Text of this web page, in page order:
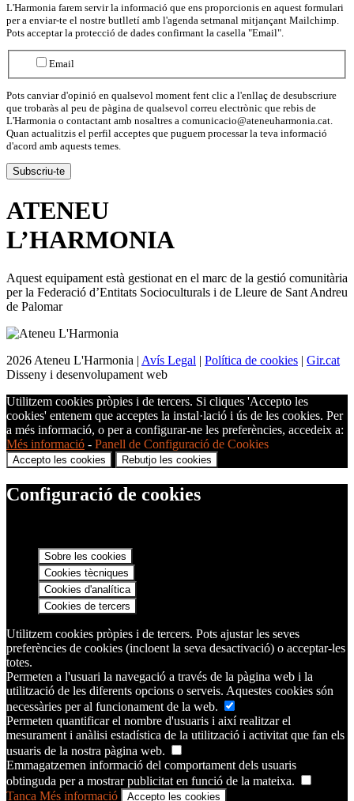
L'Harmonia farem servir la informació que ens proporcionis en aquest formulari
per a enviar-te el nostre butlletí amb l'agenda setmanal mitjançant Mailchimp.
Pots acceptar la protecció de dades confirmant la casella "Email".
Email
Pots canviar d'opinió en qualsevol moment fent clic a l'enllaç de desubscriure
que trobaràs al peu de pàgina de qualsevol correu electrònic que rebis de
L'Harmonia o contactant amb nosaltres a comunicacio@ateneuharmonia.cat.
Quan actualitzis el perfil acceptes que puguem processar la teva informació
d'acord amb aquests temes.
ATENEU
L’HARMONIA
Aquest equipament està gestionat en el marc de la gestió comunitària
per la Federació d’Entitats Socioculturals i de Lleure de Sant Andreu
de Palomar
2026 Ateneu L'Harmonia | Avís Legal Política de cookies
Gir.cat
Disseny i desenvolupament web
Utilitzem cookies pròpies i de tercers. Si cliques 'Accepto les
cookies' entenem que acceptes la instal·lació i ús de les cookies. Per
a més informació, o per a configurar-ne les preferències, accedeix a:
Més informació - Panell de Configuració de Cookies
Accepto les cookies Rebutjo les cookies
Configuració de cookies
Sobre les cookies
Cookies tècniques
Cookies d'analítica
Cookies de tercers
Utilitzem cookies pròpies i de tercers. Pots ajustar les seves
preferències de cookies (incloent la seva desactivació) o acceptar-les
totes.
Permeten a l'usuari la navegació a través de la pàgina web i la
utilització de les diferents opcions o serveis. Aquestes cookies són
necessàries per al funcionament de la web.
Permeten quantificar el nombre d'usuaris i així realitzar el
mesurament i anàlisi estadística de la utilització i activitat que fan els
usuaris de la nostra pàgina web.
Emmagatzemen informació del comportament dels usuaris
obtinguda per a mostrar publicitat en funció de la mateixa.
Tanca Més informació Accepto les cookies